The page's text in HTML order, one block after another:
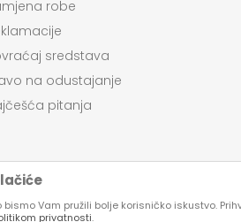
robe
sredstava
na odustajanje
pitanja
Vam pružili bolje korisničko iskustvo.
privatnosti.